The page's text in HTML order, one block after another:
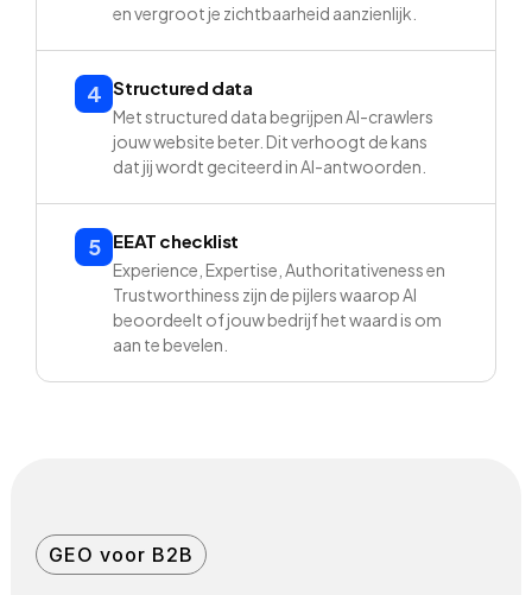
en vergroot je zichtbaarheid aanzienlijk.
4 Structured data
Met structured data begrijpen AI-crawlers
jouw website beter. Dit verhoogt de kans
dat jij wordt geciteerd in AI-antwoorden.
5 EEAT checklist
Experience, Expertise, Authoritativeness en
Trustworthiness zijn de pijlers waarop AI
beoordeelt of jouw bedrijf het waard is om
aan te bevelen.
GEO voor B2B